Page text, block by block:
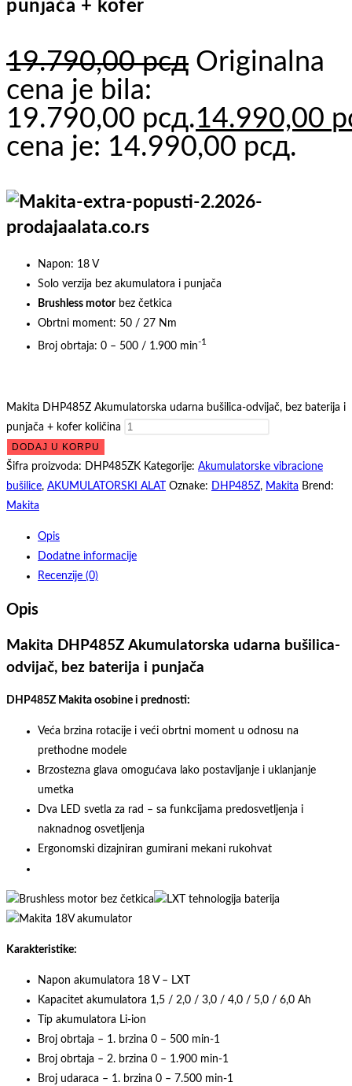
punjača + kofer
19.790,00рсд Originalna
cena je bila:
19.790,00 рсд.14.990,00
cena je: 14.990,00 рсд.
Napon: 18 V
Solo verzija bez akumulatora i punjača
Brushless motorbez četkica
Obrtni moment: 50 / 27 Nm
Broj obrtaja: 0 – 500 / 1.900 min-1
Makita DHP485Z Akumulatorska udarna bušilica-odvijač, bez baterija i
punjača + kofer količina
DODAJ U KORPU
Šifra proizvoda:
DHP485ZK Kategorije: Akumulatorske vibracione
bušilice, AKUMULATORSKI ALAT Oznake: DHP485Z, Makita Brend:
Makita
Opis
Dodatne informacije
Recenzije (0)
Opis
Makita DHP485Z Akumulatorska udarna bušilica-
odvijač, bez baterija i punjača
DHP485Z Makita osobine i prednosti:
Veća brzina rotacije i veći obrtni moment u odnosu na
prethodne modele
Brzostezna glava omogućava lako postavljanje i uklanjanje
umetka
Dva LED svetla za rad – sa funkcijama predosvetljenja i
naknadnog osvetljenja
Ergonomski dizajniran gumirani mekani rukohvat
Karakteristike:
Napon akumulatora 18 V – LXT
Kapacitet akumulatora 1,5 / 2,0 / 3,0 / 4,0 / 5,0 / 6,0 Ah
Tip akumulatora Li-ion
Broj obrtaja – 1. brzina 0 – 500 min-1
Broj obrtaja – 2. brzina 0 – 1.900 min-1
Broj udaraca – 1. brzina 0 – 7.500 min-1